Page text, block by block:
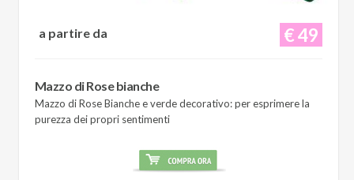
€ 49
a partire da
Mazzo di Rose bianche
Mazzo di Rose Bianche e verde decorativo: per esprimere la
purezza dei propri sentimenti